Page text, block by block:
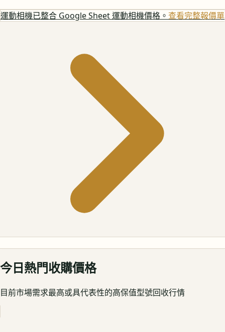
運動相機已整合 Google Sheet 運動相機價格。 查看完整報價單
今日熱門收購價格
目前市場需求最高或具代表性的高保值型號回收行情